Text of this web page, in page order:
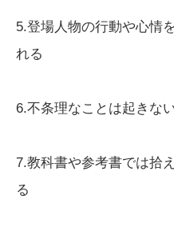
5.登場人物の行動や心情
れる
6.不条理なことは起きな
7.教科書や参考書では拾
る